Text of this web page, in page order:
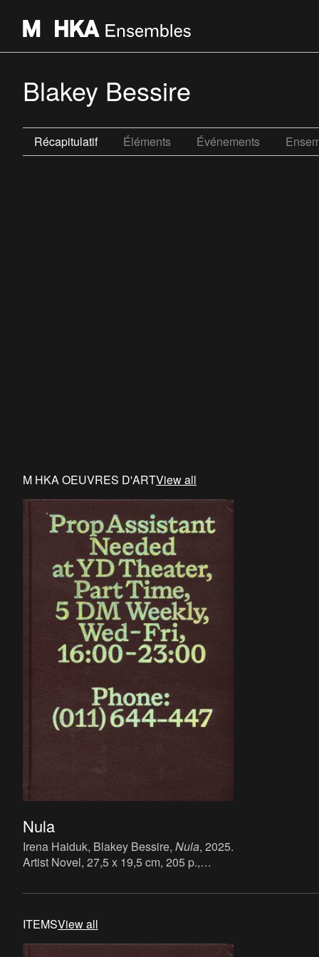
Blakey Bessire
Récapitulatif Éléments Événements
M HKA OEUVRES D'ARTView all
Nula
Irena Haiduk, Blakey Bessire, Nula, 2025.
Artist Novel, 27,5 x 19,5 cm, 205 p.,
Books, Berlin/Milan and Swiss Institute,
ITEMSView all